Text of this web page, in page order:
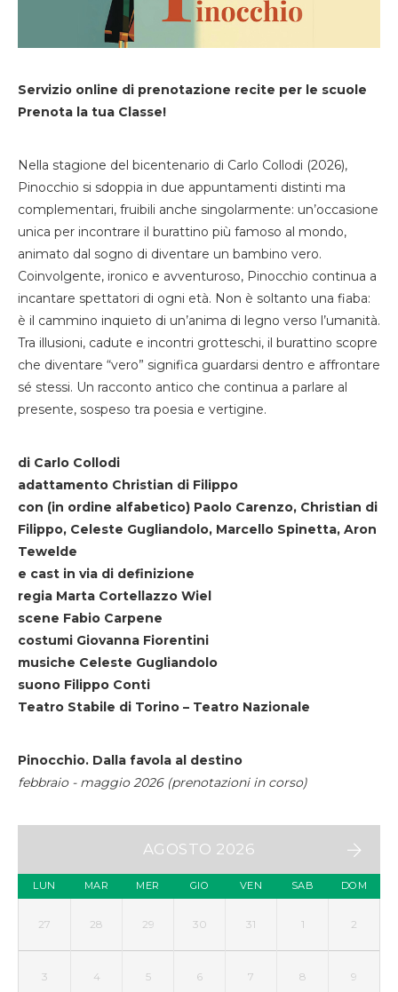
Servizio online di prenotazione recite per le scuole
Prenota la tua Classe!
Nella stagione del bicentenario di Carlo Collodi (2026),
Pinocchio si sdoppia in due appuntamenti distinti ma
complementari, fruibili anche singolarmente: un’occasione
unica per incontrare il burattino più famoso al mondo,
animato dal sogno di diventare un bambino vero.
Coinvolgente, ironico e avventuroso, Pinocchio continua a
incantare spettatori di ogni età. Non è soltanto una fiaba:
è il cammino inquieto di un’anima di legno verso l’umanità.
Tra illusioni, cadute e incontri grotteschi, il burattino scopre
che diventare “vero” significa guardarsi dentro e affrontare
sé stessi. Un racconto antico che continua a parlare al
presente, sospeso tra poesia e vertigine.
di Carlo Collodi
adattamento Christian di Filippo
con (in ordine alfabetico) Paolo Carenzo, Christian di
Filippo, Celeste Gugliandolo, Marcello Spinetta, Aron
Tewelde
e cast in via di definizione
regia Marta Cortellazzo Wiel
scene Fabio Carpene
costumi Giovanna Fiorentini
musiche Celeste Gugliandolo
suono Filippo Conti
Teatro Stabile di Torino – Teatro Nazionale
Pinocchio. Dalla favola al destino
febbraio - maggio 2026 (prenotazioni in corso)
AGOSTO 2026
LUN MAR MER GIO VEN SAB DOM
27 28 29 30 31 1 2
3 4 5 6 7 8 9